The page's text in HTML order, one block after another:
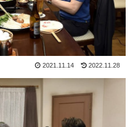
2021.11.14 2022.11.28